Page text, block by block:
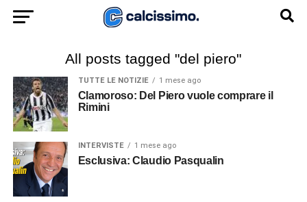
All posts tagged "del piero"
TUTTE LE NOTIZIE 1 mese ago
Clamoroso: Del Piero vuole comprare il
Rimini
INTERVISTE 1 mese ago
Esclusiva: Claudio Pasqualin